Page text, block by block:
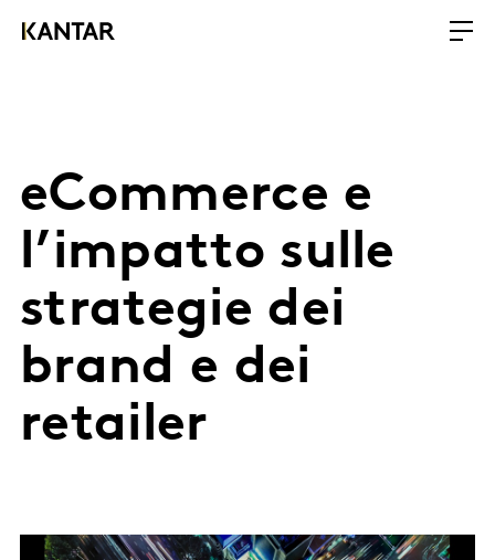
eCommerce e
l’impatto sulle
strategie dei
brand e dei
retailer